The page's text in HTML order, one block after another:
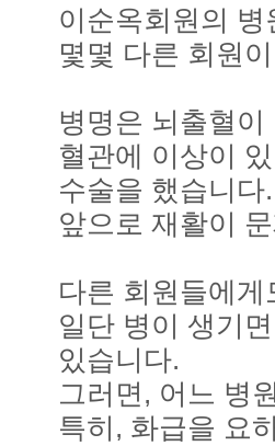
이순옥회원의
몇몇 다른 회원
병명은 뇌출혈
혈관에 이상이
수술을 했습니
앞으로 재활이
다른 회원들에
일단 병이 생기
있습니다.
그러면, 어느 병
특히, 화급을 요